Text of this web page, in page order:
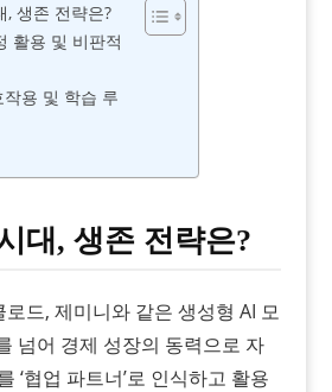
, 생존 전략은?
활용 및 비판적
용 및 학습 루
대, 생존 전략은?
드, 제미니와 같은 생성형 AI 모
넘어 경제 성장의 동력으로 자
‘협업 파트너’로 인식하고 활용